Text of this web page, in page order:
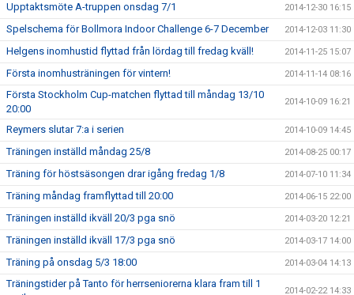
Upptaktsmöte A-truppen onsdag 7/1 2014-12-30 16:15
Spelschema för Bollmora Indoor Challenge 6-7 December 2014-12-03 11:30
Helgens inomhustid flyttad från lördag till fredag kväll! 2014-11-25 15:07
Första inomhusträningen för vintern! 2014-11-14 08:16
Första Stockholm Cup-matchen flyttad till måndag 13/10
20:00
2014-10-09 16:21
Reymers slutar 7:a i serien 2014-10-09 14:45
Träningen inställd måndag 25/8 2014-08-25 00:17
Träning för höstsäsongen drar igång fredag 1/8 2014-07-10 11:34
Träning måndag framflyttad till 20:00 2014-06-15 22:00
Träningen inställd ikväll 20/3 pga snö 2014-03-20 12:21
Träningen inställd ikväll 17/3 pga snö 2014-03-17 14:00
Träning på onsdag 5/3 18:00 2014-03-04 14:13
Träningstider på Tanto för herrseniorerna klara fram till 1
2014-02-22 14:33